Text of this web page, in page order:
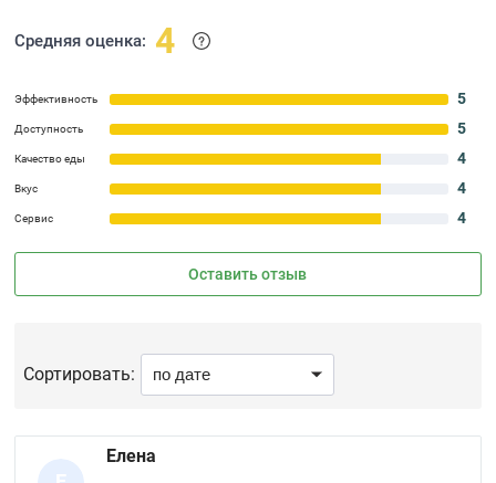
Средняя оценка: 4
Эффективность 5
Доступность 5
Качество еды 4
Вкус 4
Сервис 4
Оставить отзыв
Сортировать:
Елена